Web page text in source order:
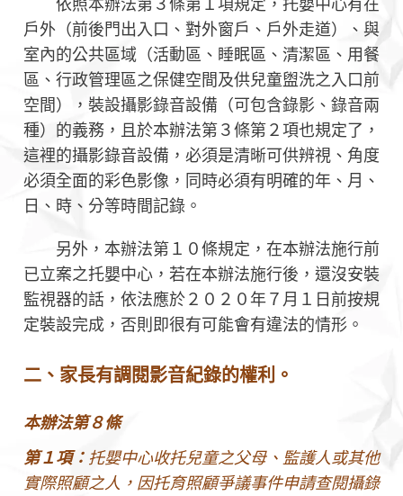
依照本辦法第３條第１項規定，托嬰中心有在
戶外（前後門出入口、對外窗戶、戶外走道）、與
室內的公共區域（活動區、睡眠區、清潔區、用餐
區、行政管理區之保健空間及供兒童盥洗之入口前
空間），裝設攝影錄音設備（可包含錄影、錄音兩
種）的義務，且於本辦法第３條第２項也規定了，
這裡的攝影錄音設備，必須是清晰可供辨視、角度
必須全面的彩色影像，同時必須有明確的年、月、
日、時、分等時間記錄。
另外，本辦法第１０條規定，在本辦法施行前
已立案之托嬰中心，若在本辦法施行後，還沒安裝
監視器的話，依法應於２０２０年７月１日前按規
定裝設完成，否則即很有可能會有違法的情形。
二、家長有調閱影音紀錄的權利。
本辦法第８條
第１項： 托嬰中心收托兒童之父母、監護人或其他
實際照顧之人，因托育照顧爭議事件申請查閱攝錄